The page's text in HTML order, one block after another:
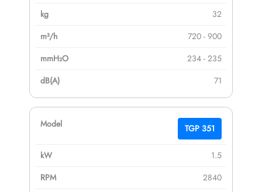
32
720 - 900
234 - 235
71
TGP 351
1.5
2840